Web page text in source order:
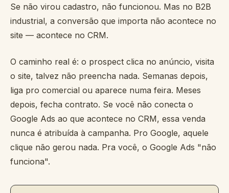
Se não virou cadastro, não funcionou. Mas no B2B
industrial, a conversão que importa não acontece no
site — acontece no CRM.
O caminho real é: o prospect clica no anúncio, visita
o site, talvez não preencha nada. Semanas depois,
liga pro comercial ou aparece numa feira. Meses
depois, fecha contrato. Se você não conecta o
Google Ads ao que acontece no CRM, essa venda
nunca é atribuída à campanha. Pro Google, aquele
clique não gerou nada. Pra você, o Google Ads "não
funciona".